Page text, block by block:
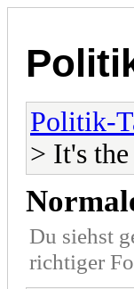
Politik-
> It's
Du siehst
richtiger